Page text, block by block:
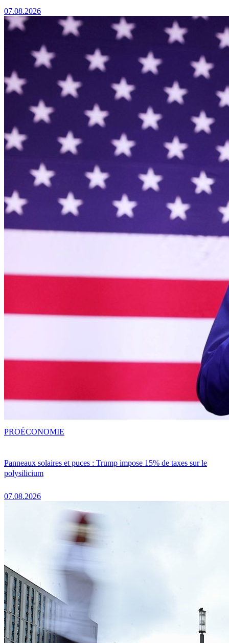
07.08.2026
Panneaux solaires et puces : Trump impose 15% de taxes sur le
polysilicium
07.08.2026
PROÉCONOMIE